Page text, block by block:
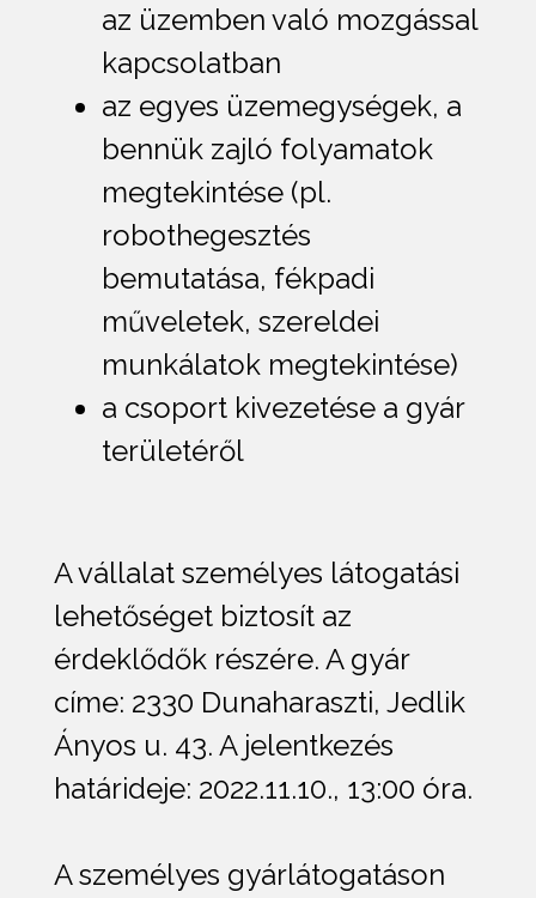
az üzemben való mozgással
kapcsolatban
az egyes üzemegységek, a
bennük zajló folyamatok
megtekintése (pl.
robothegesztés
bemutatása, fékpadi
műveletek, szereldei
munkálatok megtekintése)
a csoport kivezetése a gyár
területéről
A vállalat személyes látogatási
lehetőséget biztosít az
érdeklődők részére. A gyár
címe: 2330 Dunaharaszti, Jedlik
Ányos u. 43. A jelentkezés
határideje: 2022.11.10., 13:00 óra.
A személyes gyárlátogatáson